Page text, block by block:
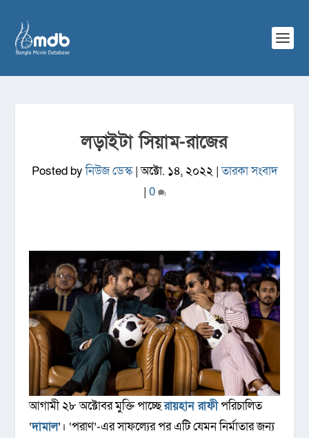
লড়াইটা সিয়াম-রাজের
Posted byনিউজ ডেস্ক|অক্টো. ১৪, ২০২২ |তারকা সংবাদ
| 0
আগামী ২৮ অক্টোবর মুক্তি পাচ্ছেরায়হান রাফীপরিচালিত
‘দামাল’। ‘পরাণ’-এর সাফল্যের পর এটি যেমন নির্মাতার জন্য